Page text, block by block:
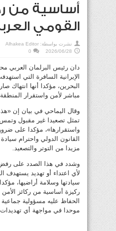
أساسية من
القومي
نشرت بواسطة: Alhakea Editor
2026/06/28
0
دان رئيس البرلمان العربي
الإيرانية السافرة التي
البحرين، مؤكدا أنها انتهاك
مباشر لأمن واستقرار المنطقة.
وقال اليماحي في بيان إن
تمثل تصعيدا غير مقبول وتمس
واستقرارها»، مؤكدا على
القانون الدولي واحترام
مزيدا من التوتر والتصعيد.
وشدد في هذا الصدد على رفض
لأي اعتداء أو تهديد يستهدف
سيادتها وسلامة أراضيها،
ركيزة أساسية من ركائز
الحفاظ عليه مسؤولية
موحدا في مواجهة أي تهديدات.